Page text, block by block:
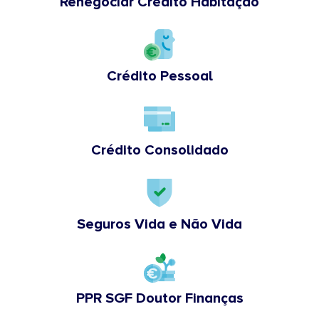
Crédito Pessoal
Crédito Consolidado
Seguros Vida e Não Vida
PPR SGF Doutor Finanças